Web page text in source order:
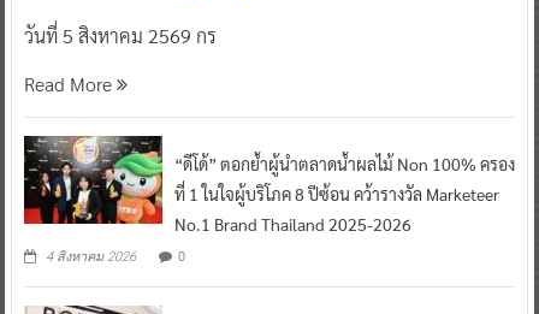
วันที่ 5 สิงหาคม 2569 กร
Read More
“ดีโด้” ตอกย้ำผู้นำตลาดน้ำผลไม้ Non 100% ครอง
ที่ 1 ในใจผู้บริโภค 8 ปีซ้อน คว้ารางวัล Marketeer
No.1 Brand Thailand 2025-2026
4 สิงหาคม 2026 0